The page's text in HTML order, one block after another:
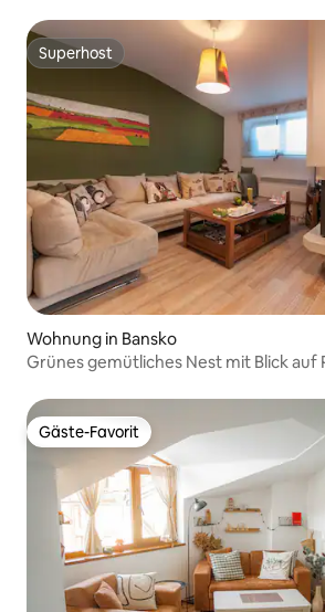
Superhost
Superhost
Wohnung in Bansko
Grünes gemütliches Nest mit Blick auf
Gäste-Favorit
Gäste-Favorit